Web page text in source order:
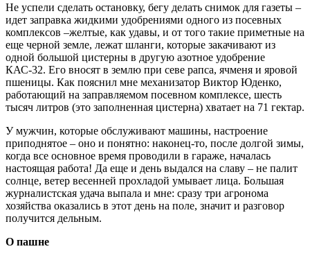
Не успели сделать остановку, бегу делать снимок для газеты –
идет заправка жидкими удобрениями одного из посевных
комплексов –желтые, как удавы, и от того такие приметные на
еще черной земле, лежат шланги, которые закачивают из
одной большой цистерны в другую азотное удобрение
КАС-32. Его вносят в землю при севе рапса, ячменя и яровой
пшеницы. Как пояснил мне механизатор Виктор Юденко,
работающий на заправляемом посевном комплексе, шесть
тысяч литров (это заполненная цистерна) хватает на 71 гектар.
У мужчин, которые обслуживают машины, настроение
приподнятое – оно и понятно: наконец-то, после долгой зимы,
когда все основное время проводили в гараже, началась
настоящая работа! Да еще и день выдался на славу – не палит
солнце, ветер весенней прохладой умывает лица. Большая
журналистская удача выпала и мне: сразу три агронома
хозяйства оказались в этот день на поле, значит и разговор
получится дельным.
О пашне